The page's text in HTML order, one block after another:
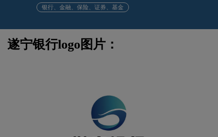
银行、金融、保险、证券、基金
遂宁银行logo图片：